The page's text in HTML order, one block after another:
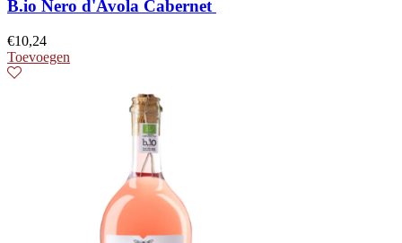
B.io Nero d'Avola Cabernet
€10,24
Toevoegen